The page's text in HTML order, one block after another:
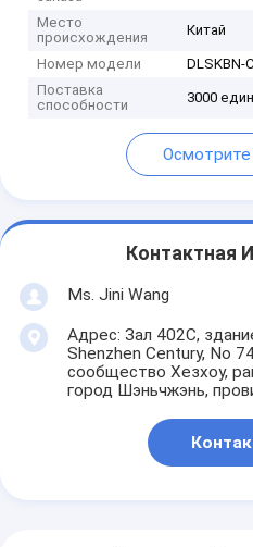
Место
происхождения
Китай
Номер модели
DLSKBN-
Поставка
способности
3000
Контактная
Ms. Jini Wang
Адрес: Зал 402C,
Shenzhen Century, No
сообщество Хезхоу,
город Шэньчжэнь,